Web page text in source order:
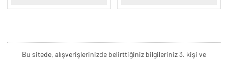
Bu sitede, alışverişlerinizde belirttiğiniz bilgileriniz 3. kişi ve